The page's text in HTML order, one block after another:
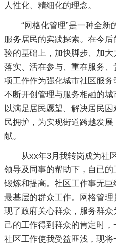
人性化、精细化的理念。
“网格化管理”是一种全新
服务居民的实践探索。在今
验的基础上，加快脚步、加
落实、活在参与、重在服务
项工作作为强化城市社区服务
不断开创管理与服务相融的城
以满足居民愿望、解决居民
民拥护，为实现街道跨越发
献。
从xx年3月我转岗成为社
领导及同事的帮助下，自已
锻炼和提高。社区工作事无
最基层的群众工作。网格管
现了政府关心群众，服务群
己的工作得到群众的肯定时
社区工作使我受益匪浅，现将